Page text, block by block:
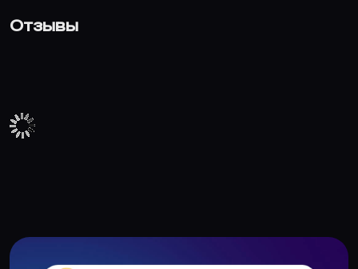
Отзывы